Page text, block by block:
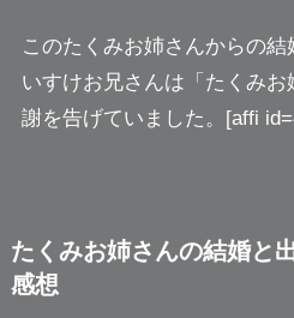
このたくみお姉さんからの
いすけお兄さんは「たくみ
謝を告げていました。[affi
たくみお姉さんの結婚と
感想